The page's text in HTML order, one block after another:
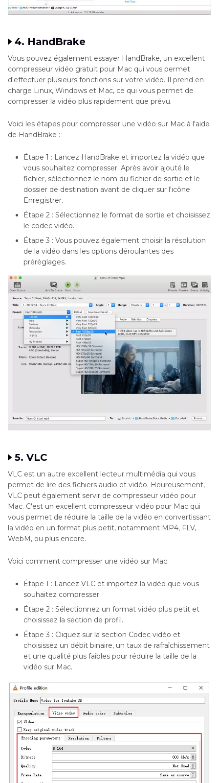
4. HandBrake
Vous pouvez également essayer HandBrake, un excellent
compresseur vidéo gratuit pour Mac qui vous permet
d'effectuer plusieurs fonctions sur votre vidéo. Il prend en
charge Linux, Windows et Mac, ce qui vous permet de
compresser la vidéo plus rapidement que prévu.
Voici les étapes pour compresser une vidéo sur Mac à l'aide
de HandBrake :
Étape 1 : Lancez HandBrake et importez la vidéo que
vous souhaitez compresser. Après avoir ajouté le
fichier, sélectionnez le nom du fichier de sortie et le
dossier de destination avant de cliquer sur l'icône
Enregistrer.
Étape 2 : Sélectionnez le format de sortie et choisissez
le codec vidéo.
Étape 3 : Vous pouvez également choisir la résolution
de la vidéo dans les options déroulantes des
préréglages.
5. VLC
VLC est un autre excellent lecteur multimédia qui vous
permet de lire des fichiers audio et vidéo. Heureusement,
VLC peut également servir de compresseur vidéo pour
Mac. C'est un excellent compresseur vidéo pour Mac qui
vous permet de réduire la taille de la vidéo en convertissant
la vidéo en un format plus petit, notamment MP4, FLV,
WebM, ou plus encore.
Voici comment compresser une vidéo sur Mac.
Étape 1 : Lancez VLC et importez la vidéo que vous
souhaitez compresser.
Étape 2 : Sélectionnez un format vidéo plus petit et
choisissez la section de profil.
Étape 3 : Cliquez sur la section Codec vidéo et
choisissez un débit binaire, un taux de rafraîchissement
et une qualité plus faibles pour réduire la taille de la
vidéo sur Mac.